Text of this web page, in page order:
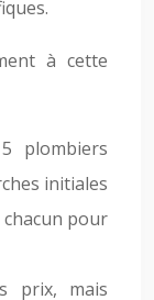
à cette
plombiers
initiales
chacun pour
prix, mais